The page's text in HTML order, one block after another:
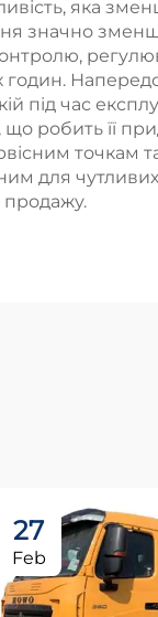
яка
значно
час
робить її
точкам
для
продажу.
27
Feb